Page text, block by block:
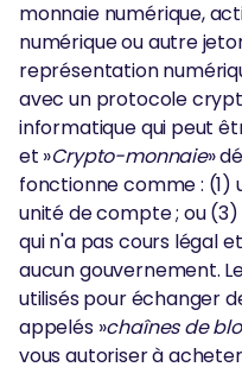
monnaie numérique,
numérique ou autre
représentation
avec un protocole
informatique qui peut
et »Crypto-monnaie»
fonctionne comme : (1)
unité de compte ; ou
qui n'a pas cours légal
aucun gouvernement.
utilisés pour échanger
appelés »chaînes de
vous autoriser à